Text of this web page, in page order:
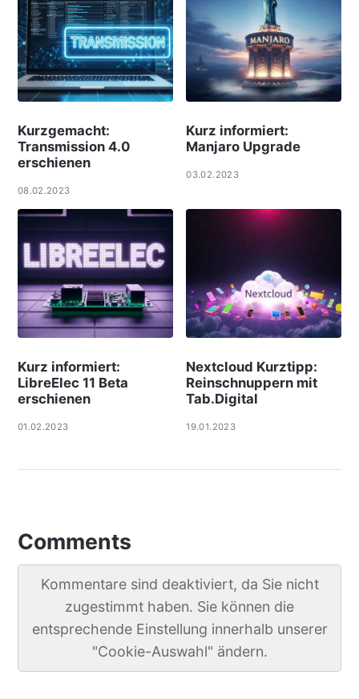
Kurzgemacht:
Transmission 4.0
erschienen
08.02.2023
Kurz informiert:
Manjaro Upgrade
03.02.2023
Kurz informiert:
LibreElec 11 Beta
erschienen
01.02.2023
Nextcloud Kurztipp:
Reinschnuppern mit
Tab.Digital
19.01.2023
Comments
Kommentare sind deaktiviert, da Sie nicht
zugestimmt haben. Sie können die
entsprechende Einstellung innerhalb unserer
"Cookie-Auswahl" ändern.